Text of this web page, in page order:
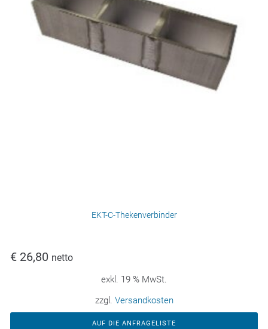
EKT-C-Thekenverbinder
€ 26,80 netto
exkl. 19 % MwSt.
zzgl. Versandkosten
AUF DIE ANFRAGELISTE